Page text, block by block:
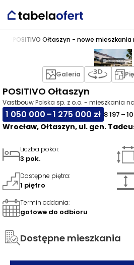
POSITIVO Ołtaszyn - nowe
POSITIVO Ołtaszyn
Vastbouw Polska sp. z o.o. - mieszkania
1 050 000 – 1 275 000 zł 8 197 –
Wrocław, Ołtaszyn, ul. gen.
Galeria
Liczba pokoi:
3 pok.
Dostępne piętra:
1 piętro
Termin oddania:
gotowe do odbioru
Dostępne mieszkania